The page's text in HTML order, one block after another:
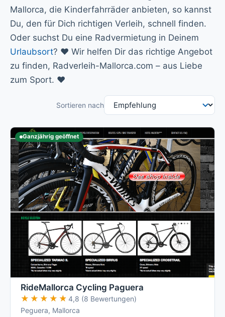
Mallorca, die Kinderfahrräder anbieten, so kannst
Du, den für Dich richtigen Verleih, schnell finden.
Oder suchst Du eine Radvermietung in Deinem
Urlaubsort? ♥️ Wir helfen Dir das richtige Angebot
zu finden, Radverleih-Mallorca.com – aus Liebe
zum Sport. ♥️
Sortieren nach
Ganzjährig geöffnet
RideMallorca Cycling Paguera
★★★★★
★★★★★ 4,8 (8 Bewertungen)
Peguera, Mallorca